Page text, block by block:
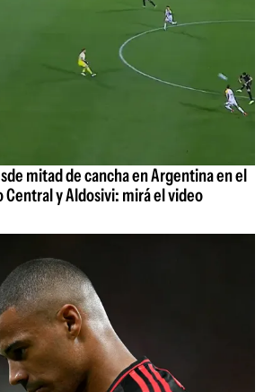
mitad de cancha en Argentina en el
Central y Aldosivi: mirá el video